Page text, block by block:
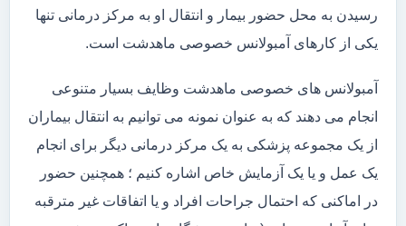
رسیدن به محل حضور بیمار و انتقال او به مرکز درمانی تنها
یکی از کارهای آمبولانس خصوصی ماهدشت است.
آمبولانس های خصوصی ماهدشت وظایف بسیار متنوعی
انجام می دهند که به عنوان نمونه می توانیم به انتقال بیماران
از یک مجموعه پزشکی به یک مرکز درمانی دیگر برای انجام
یک عمل و یا یک آزمایش خاص اشاره کنیم ؛ همچنین حضور
در اماکنی که احتمال جراحات افراد و یا اتفاقات غیر مترقبه